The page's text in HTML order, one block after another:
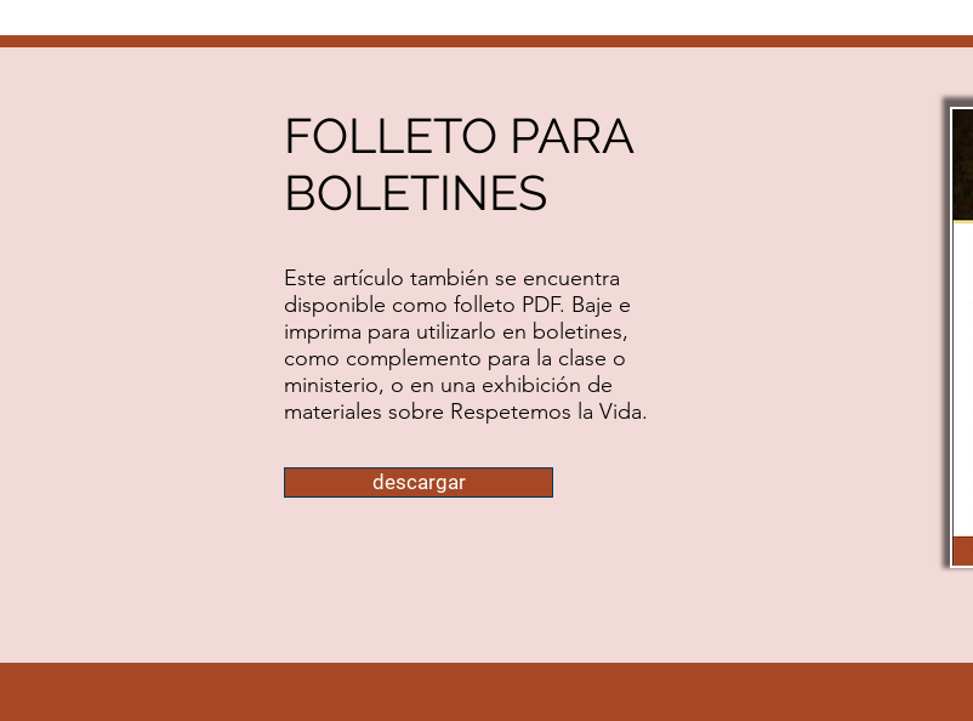
FOLLETO PARA
BOLETINES
Este artículo también se encuentra
disponible como folleto PDF. Baje e
imprima para utilizarlo en boletines,
como complemento para la clase o
ministerio, o en una exhibición de
materiales sobre Respetemos la Vida.
descargar